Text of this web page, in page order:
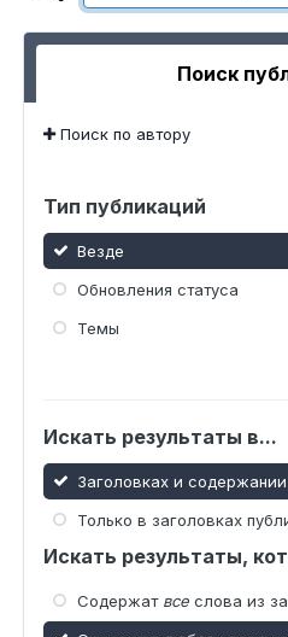
Поиск
Поиск по автору
Тип публикаций
Везде
Обновления статуса
Темы
Искать результаты в...
Заголовках и
Только в заголовках
Искать результаты,
Содержат все слова из